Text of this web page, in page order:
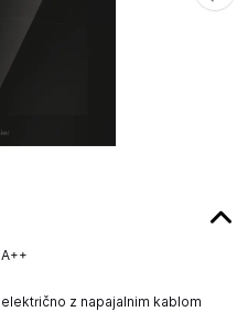
A++
električno z napajalnim kablom